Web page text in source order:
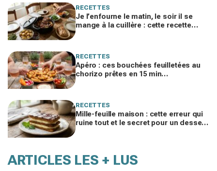
RECETTES
Je l’enfourne le matin, le soir il se
mange à la cuillère : cette recette
RECETTES
Apéro : ces bouchées feuilletées au
chorizo prêtes en 15 min
RECETTES
Mille-feuille maison : cette erreur qui
ruine tout et le secret pour un dessert
ARTICLES LES + LUS